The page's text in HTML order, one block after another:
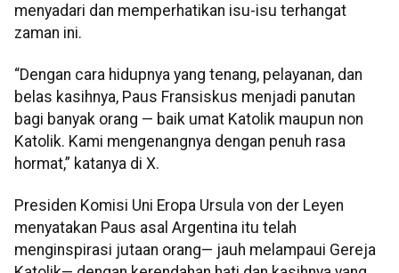
menyadari dan memperhatikan isu-isu terhangat
zaman ini.
“Dengan cara hidupnya yang tenang, pelayanan, dan
belas kasihnya, Paus Fransiskus menjadi panutan
bagi banyak orang — baik umat Katolik maupun non
Katolik. Kami mengenangnya dengan penuh rasa
hormat,” katanya di X.
Presiden Komisi Uni Eropa Ursula von der Leyen
menyatakan Paus asal Argentina itu telah
menginspirasi jutaan orang— jauh melampaui Gereja